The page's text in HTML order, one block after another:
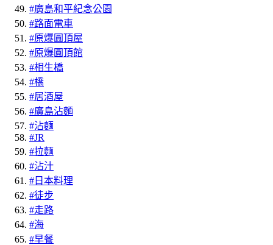
#廣島和平紀念公園
#路面電車
#原爆圓頂屋
#原爆圓頂館
#相生橋
#橋
#居酒屋
#廣島沾麵
#沾麵
#JR
#拉麵
#沾汁
#日本料理
#徒步
#走路
#海
#早餐